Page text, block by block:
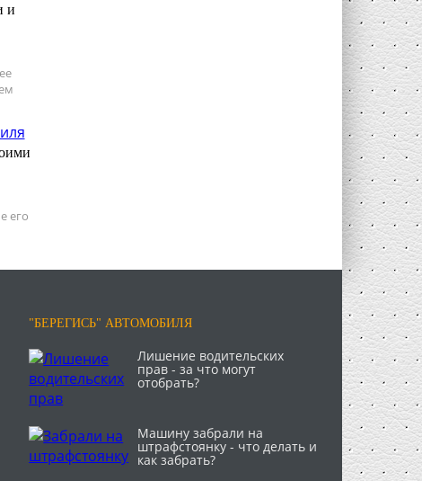
и
его
"БЕРЕГИСЬ" АВТОМОБИЛЯ
Лишение водительских
прав - за что могут
отобрать?
Машину забрали на
штрафстоянку - что делать и
как забрать?